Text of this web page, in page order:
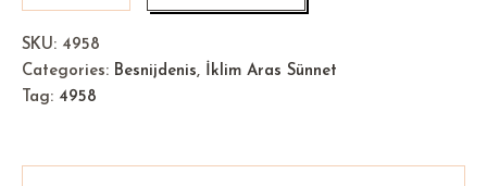
SKU: 4958
Categories: Besnijdenis, İklim Aras Sünnet
Tag: 4958